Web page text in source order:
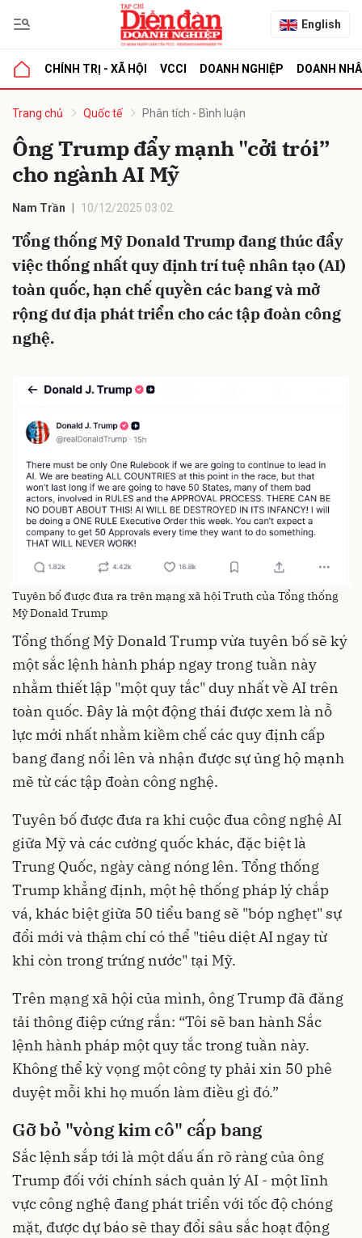
English
CHÍNH TRỊ - XÃ HỘI VCCI DOANH NGHIỆP DOANH
Trang chủ Quốc tế Phân tích - Bình luận
Ông Trump đẩy mạnh "cởi trói”
cho ngành AI Mỹ
Nam Trần 10/12/2025 03:02
Tổng thống Mỹ Donald Trump đang thúc đẩy
việc thống nhất quy định trí tuệ nhân tạo (AI)
toàn quốc, hạn chế quyền các bang và mở
rộng dư địa phát triển cho các tập đoàn công
nghệ.
Tuyên bố được đưa ra trên mạng xã hội Truth của Tổng thống
Mỹ Donald Trump
Tổng thống Mỹ Donald Trump vừa tuyên bố sẽ ký
một sắc lệnh hành pháp ngay trong tuần này
nhằm thiết lập "một quy tắc" duy nhất về AI trên
toàn quốc. Đây là một động thái được xem là nỗ
lực mới nhất nhằm kiềm chế các quy định cấp
bang đang nổi lên và nhận được sự ủng hộ mạnh
mẽ từ các tập đoàn công nghệ.
Tuyên bố được đưa ra khi cuộc đua công nghệ AI
giữa Mỹ và các cường quốc khác, đặc biệt là
Trung Quốc, ngày càng nóng lên. Tổng thống
Trump khẳng định, một hệ thống pháp lý chắp
vá, khác biệt giữa 50 tiểu bang sẽ "bóp nghẹt" sự
đổi mới và thậm chí có thể "tiêu diệt AI ngay từ
khi còn trong trứng nước" tại Mỹ.
Trên mạng xã hội của mình, ông Trump đã đăng
tải thông điệp cứng rắn: “Tôi sẽ ban hành Sắc
lệnh hành pháp một quy tắc trong tuần này.
Không thể kỳ vọng một công ty phải xin 50 phê
duyệt mỗi khi họ muốn làm điều gì đó.”
Gỡ bỏ "vòng kim cô" cấp bang
Sắc lệnh sắp tới là một dấu ấn rõ ràng của ông
Trump đối với chính sách quản lý AI - một lĩnh
vực công nghệ đang phát triển với tốc độ chóng
mặt, được dự báo sẽ thay đổi sâu sắc hoạt động
luận
Hủy